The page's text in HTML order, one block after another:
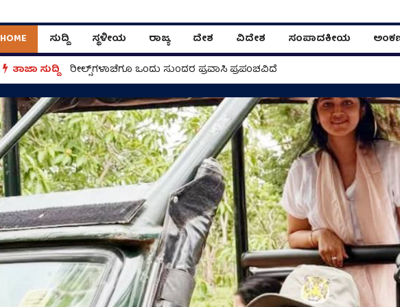
HOME ಸುದ್ದಿ ಸ್ಥಳೀಯ ರಾಜ್ಯ ದೇಶ ವಿದೇಶ ಸಂಪಾದಕೀಯ
ತಾಜಾ ಸುದ್ದಿ
ರೀಲ್ಸ್‌ಗಳಾಚೆಗೂ ಒಂದು ಸುಂದರ ಪ್ರವಾಸಿ ಪ್ರಪಂಚವಿದೆ